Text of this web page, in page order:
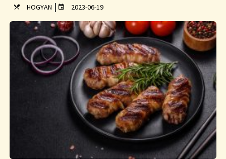
HOGYAN | 2023-06-19